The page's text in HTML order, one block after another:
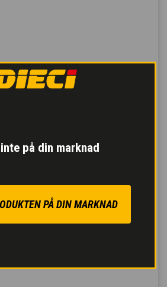
på din marknad
PÅ DIN MARKNAD
stil är